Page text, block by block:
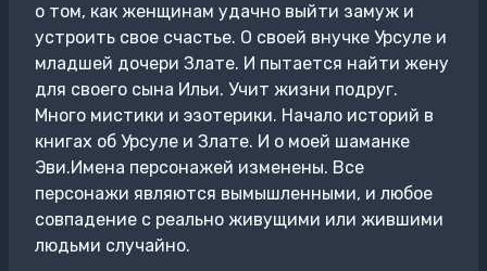
о том, как женщинам удачно выйти замуж и
устроить свое счастье. О своей внучке Урсуле и
младшей дочери Злате. И пытается найти жену
для своего сына Ильи. Учит жизни подруг.
Много мистики и эзотерики. Начало историй в
книгах об Урсуле и Злате. И о моей шаманке
Эви.Имена персонажей изменены. Все
персонажи являются вымышленными, и любое
совпадение с реально живущими или жившими
людьми случайно.